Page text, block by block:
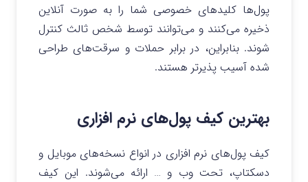
پول‌ها کلیدهای خصوصی شما را به صورت آنلاین
ذخیره می‌کنند و می‌توانند توسط شخص ثالث کنترل
شوند. بنابراین، در برابر حملات و سرقت‌های طراحی
شده آسیب پذیرتر هستند.
بهترین کیف پول‌های نرم افزاری
کیف پول‌های نرم افزاری در انواع نسخه‌های موبایل و
دسکتاپ، تحت وب و … ارائه می‌شوند. این کیف